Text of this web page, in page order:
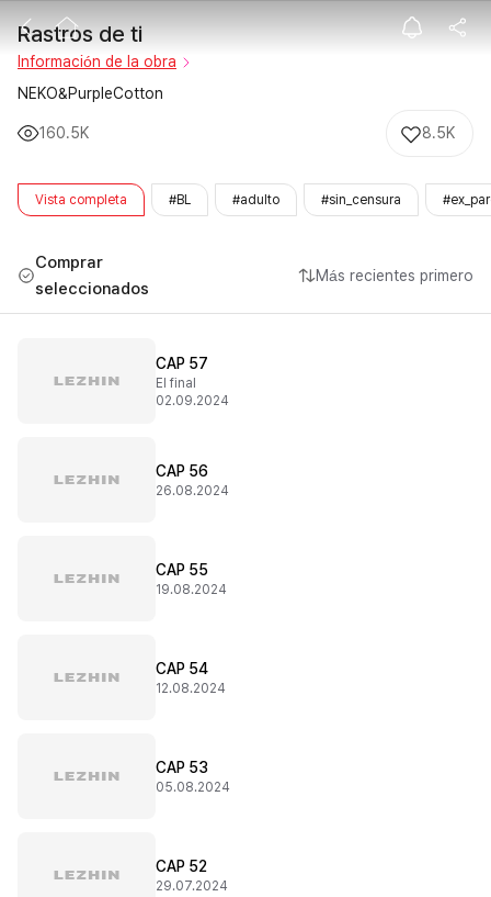
Rastros de ti
Rastros de ti
Información de la obra
NEKO&PurpleCotton
160.5K 8.5K
Vista completa #BL #adulto #sin_censura
Comprar
seleccionados
Más recientes primero
CAP 57
El final
02.09.2024
CAP 56
26.08.2024
CAP 55
19.08.2024
CAP 54
12.08.2024
CAP 53
05.08.2024
CAP 52
29.07.2024